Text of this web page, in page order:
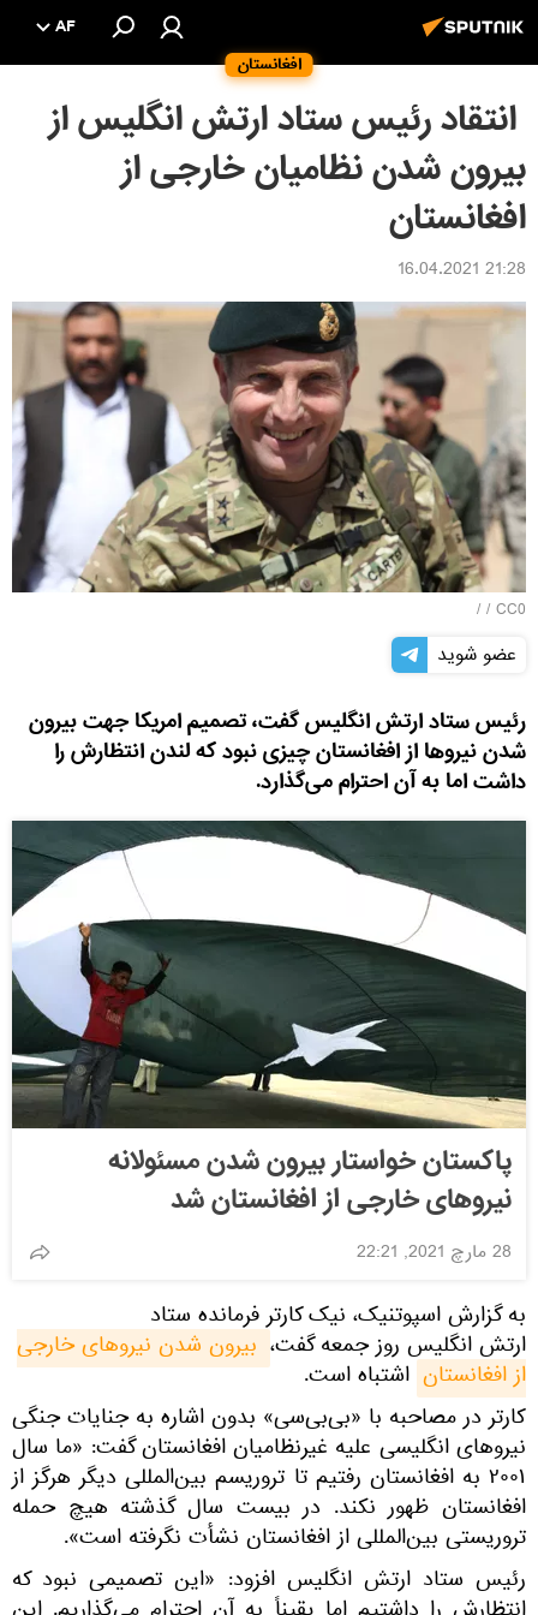
افغانستان
AF
انتقاد رئیس ستاد ارتش انگلیس از
بیرون شدن نظامیان خارجی از
افغانستان
21:28 16.04.2021
CC0
/ /
عضو شوید
رئیس ستاد ارتش انگلیس گفت، تصمیم امریکا جهت بیرون
شدن نیروها از افغانستان چیزی نبود که لندن انتظارش را
داشت اما به آن احترام می‌گذارد.
پاکستان خواستار بیرون شدن مسئولانه
نیروهای خارجی از افغانستان شد
28 مارچ 2021, 22:21
به گزارش اسپوتنیک، نیک کارتر فرمانده ستاد
ارتش انگلیس روز جمعه گفت،
از افغانستان اشتباه است.
کارتر در مصاحبه با «بی‌بی‌سی» بدون اشاره به جنایات جنگی
نیروهای انگلیسی علیه غیرنظامیان افغانستان گفت: «ما سال
۲۰۰۱ به افغانستان رفتیم تا تروریسم بین‌المللی دیگر هرگز از
افغانستان ظهور نکند. در بیست سال گذشته هیچ حمله
تروریستی بین‌المللی از افغانستان نشأت نگرفته است».
رئیس ستاد ارتش انگلیس افزود: «این تصمیمی نبود که